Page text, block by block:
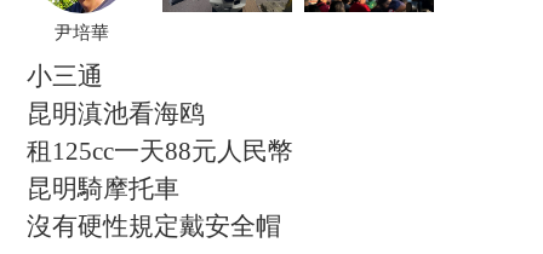
尹培華
小三通
昆明滇池看海鸥
租125cc一天88元人民幣
昆明騎摩托車
沒有硬性規定戴安全帽